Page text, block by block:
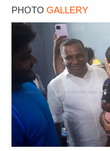
PHOTO GALLERY